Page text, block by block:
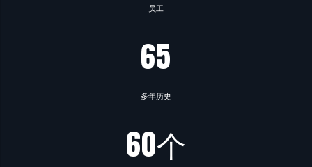
员工
65
多年历史
60个